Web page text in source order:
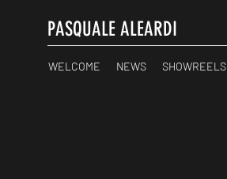
PASQUALE ALEARDI
WELCOME NEWS SHOWREELS